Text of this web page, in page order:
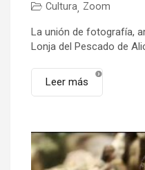
Cultura, Zoom
La unión de fotografía,
Lonja del Pescado de
Leer más